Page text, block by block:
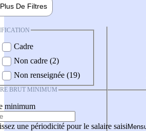
Plus De Filtres
Cadre
Non cadre (2)
Non renseignée (19)
BRUT MINIMUM
minimum
une périodicité pour le salaire saisi